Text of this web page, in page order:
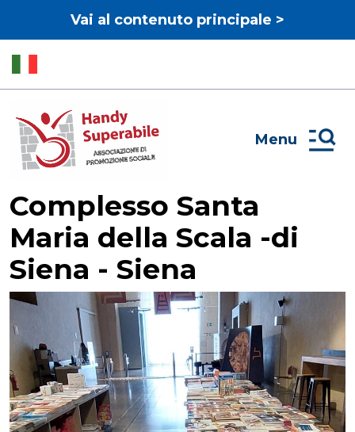
Vai al contenuto principale >
Menu
Complesso Santa
Maria della Scala -di
Siena - Siena